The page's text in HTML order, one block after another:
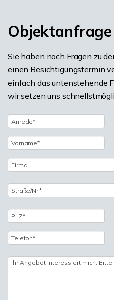
Objektanfrage
Sie haben noch Fragen zu
einen Besichtigungstermin
einfach das untenstehende
wir setzen uns